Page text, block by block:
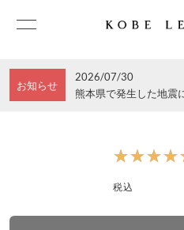
お知らせ
2026/07/30
熊本県で発生した地震
税込